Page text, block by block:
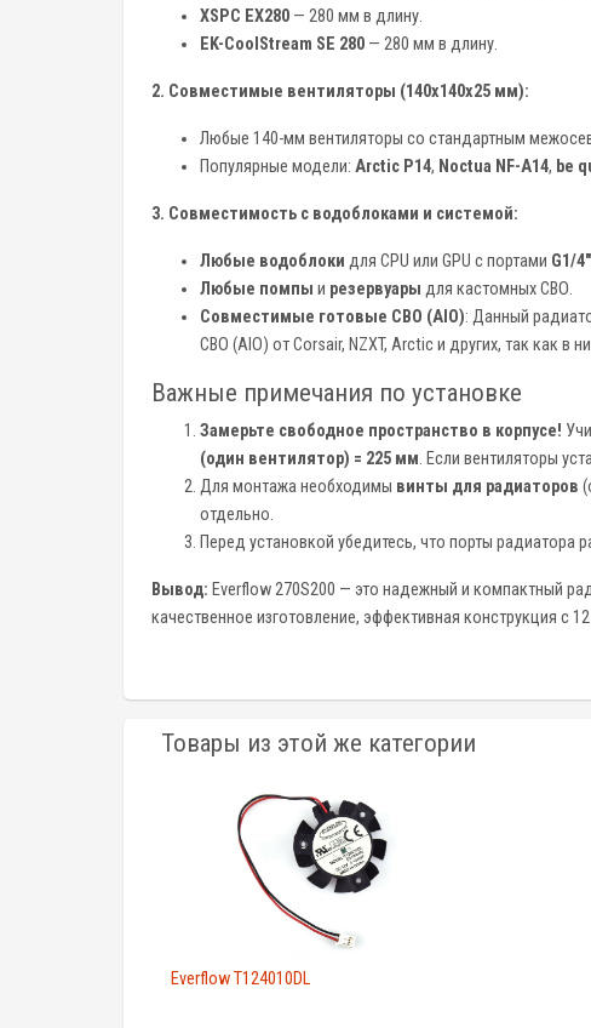
XSPC EX280 — 280 мм в длину.
EK-CoolStream SE 280 — 280 мм в длину.
2. Совместимые вентиляторы (140x140x25 мм):
Любые 140-мм вентиляторы со стандартным
Популярные модели: Arctic P14, Noctua NF-A14, be
3. Совместимость с водоблоками и системой:
Любые водоблоки для CPU или GPU с портами G1/4"
Любые помпы и резервуары для кастомных СВО.
Совместимые готовые СВО (AIO): Данный
СВО (AIO) от Corsair, NZXT, Arctic и других, так как в
Важные примечания по установке
Замерьте свободное пространство в корпусе!
(один вентилятор) = 225 мм. Если вентиляторы
Для монтажа необходимы винты для радиаторов
отдельно.
Перед установкой убедитесь, что порты
Вывод: Everflow 270S200 — это надежный и компактный
качественное изготовление, эффективная конструкция с
Товары из этой же категории
Everflow T124010DL